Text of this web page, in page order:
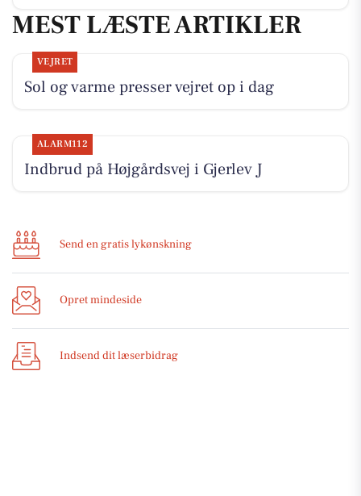
MEST LÆSTE ARTIKLER
VEJRET
Sol og varme presser vejret op i dag
ALARM112
Indbrud på Højgårdsvej i Gjerlev J
Send en gratis lykønskning
Opret mindeside
Indsend dit læserbidrag